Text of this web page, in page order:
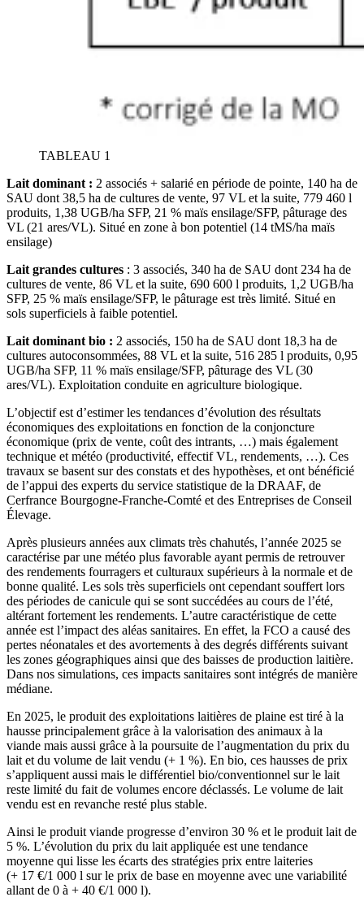
TABLEAU 1
Lait dominant : 2 associés + salarié en période de pointe, 140 ha de
SAU dont 38,5 ha de cultures de vente, 97 VL et la suite, 779 460 l
produits, 1,38 UGB/ha SFP, 21 % maïs ensilage/SFP, pâturage des
VL (21 ares/VL). Situé en zone à bon potentiel (14 tMS/ha maïs
ensilage)
Lait grandes cultures : 3 associés, 340 ha de SAU dont 234 ha de
cultures de vente, 86 VL et la suite, 690 600 l produits, 1,2 UGB/ha
SFP, 25 % maïs ensilage/SFP, le pâturage est très limité. Situé en
sols superficiels à faible potentiel.
Lait dominant bio : 2 associés, 150 ha de SAU dont 18,3 ha de
cultures autoconsommées, 88 VL et la suite, 516 285 l produits, 0,95
UGB/ha SFP, 11 % maïs ensilage/SFP, pâturage des VL (30
ares/VL). Exploitation conduite en agriculture biologique.
L’objectif est d’estimer les tendances d’évolution des résultats
économiques des exploitations en fonction de la conjoncture
économique (prix de vente, coût des intrants, …) mais également
technique et météo (productivité, effectif VL, rendements, …). Ces
travaux se basent sur des constats et des hypothèses, et ont bénéficié
de l’appui des experts du service statistique de la DRAAF, de
Cerfrance Bourgogne-Franche-Comté et des Entreprises de Conseil
Élevage.
Après plusieurs années aux climats très chahutés, l’année 2025 se
caractérise par une météo plus favorable ayant permis de retrouver
des rendements fourragers et culturaux supérieurs à la normale et de
bonne qualité. Les sols très superficiels ont cependant souffert lors
des périodes de canicule qui se sont succédées au cours de l’été,
altérant fortement les rendements. L’autre caractéristique de cette
année est l’impact des aléas sanitaires. En effet, la FCO a causé des
pertes néonatales et des avortements à des degrés différents suivant
les zones géographiques ainsi que des baisses de production laitière.
Dans nos simulations, ces impacts sanitaires sont intégrés de manière
médiane.
En 2025, le produit des exploitations laitières de plaine est tiré à la
hausse principalement grâce à la valorisation des animaux à la
viande mais aussi grâce à la poursuite de l’augmentation du prix du
lait et du volume de lait vendu (+ 1 %). En bio, ces hausses de prix
s’appliquent aussi mais le différentiel bio/conventionnel sur le lait
reste limité du fait de volumes encore déclassés. Le volume de lait
vendu est en revanche resté plus stable.
Ainsi le produit viande progresse d’environ 30 % et le produit lait de
5 %. L’évolution du prix du lait appliquée est une tendance
moyenne qui lisse les écarts des stratégies prix entre laiteries
(+ 17 €/1 000 l sur le prix de base en moyenne avec une variabilité
allant de 0 à + 40 €/1 000 l).